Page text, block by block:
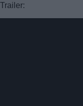
Trailer: